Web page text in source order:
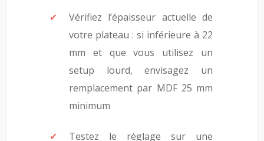
Vérifiez l’épaisseur actuelle de
votre plateau : si inférieure à 22
mm et que vous utilisez un
setup lourd, envisagez un
remplacement par MDF 25 mm
minimum
Testez le réglage sur une